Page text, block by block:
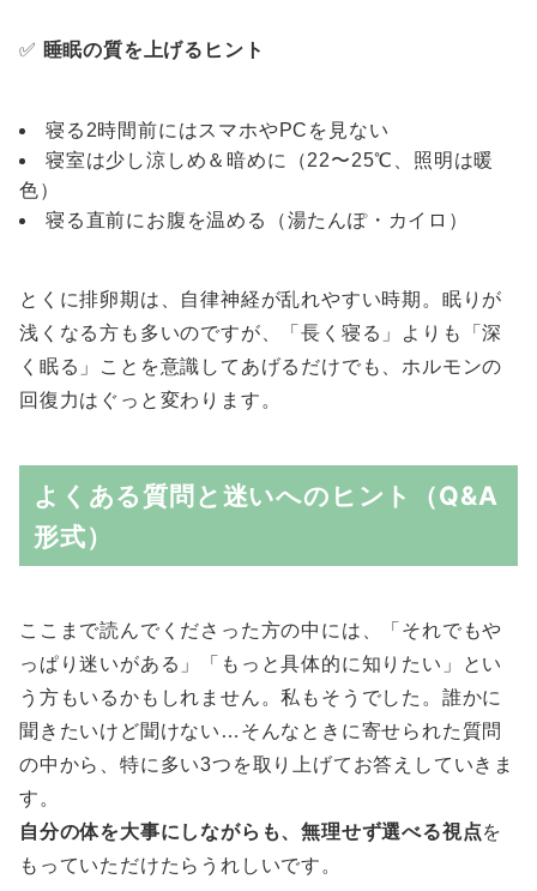
✅ 睡眠の質を上げるヒント
寝る2時間前にはスマホやPCを見ない
寝室は少し涼しめ＆暗めに（22〜25℃、照明は暖
色）
寝る直前にお腹を温める（湯たんぽ・カイロ）
とくに排卵期は、自律神経が乱れやすい時期。眠りが
浅くなる方も多いのですが、「長く寝る」よりも「深
く眠る」ことを意識してあげるだけでも、ホルモンの
回復力はぐっと変わります。
よくある質問と迷いへのヒント（Q&A
形式）
ここまで読んでくださった方の中には、「それでもや
っぱり迷いがある」「もっと具体的に知りたい」とい
う方もいるかもしれません。私もそうでした。誰かに
聞きたいけど聞けない…そんなときに寄せられた質問
の中から、特に多い3つを取り上げてお答えしていきま
す。
自分の体を大事にしながらも、無理せず選べる視点を
もっていただけたらうれしいです。